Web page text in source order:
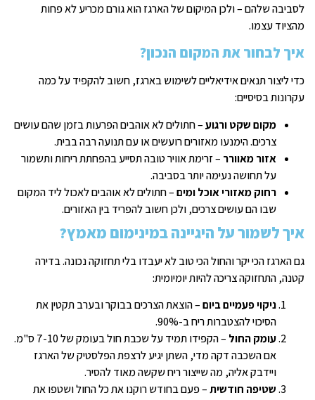
לסביבה שלהם – ולכן המיקום של הארגז הוא גורם מכריע לא פחות
מהציוד עצמו.
איך לבחור את המקום הנכון?
כדי ליצור תנאים אידיאליים לשימוש בארגז, חשוב להקפיד על כמה
עקרונות בסיסיים:
מקום שקט ורגוע– חתולים לא אוהבים הפרעות בזמן שהם עושים
צרכים. הימנעו מאזורים רועשים או עם תנועה רבה בבית.
אזור מאוורר – זרימת אוויר טובה תסייע בהפחתת ריחות ותשמור
על תחושה נעימה יותר בסביבה.
רחוק מאזורי אוכל ומים– חתולים לא אוהבים לאכול ליד המקום
שבו הם עושים צרכים, ולכן חשוב להפריד בין האזורים.
איך לשמור על היגיינה במינימום מאמץ?
גם הארגז הכי יקר והחול הכי טוב לא יעבדו בלי תחזוקה נכונה. בדירה
קטנה, התחזוקה צריכה להיות יומיומית:
ניקוי פעמיים ביום– הוצאת הצרכים בבוקר ובערב תקטין את
הסיכוי להצטברות ריח ב-90%.
עומק החול
– הקפידו תמיד על שכבת חול בעומק של 7-10 ס"מ.
אם השכבה דקה מדי, השתן יגיע לרצפת הפלסטיק של הארגז
ויידבק אליה, מה שייצור ריח שקשה מאוד להסיר.
שטיפה חודשית– פעם בחודש רוקנו את כל החול ושטפו את